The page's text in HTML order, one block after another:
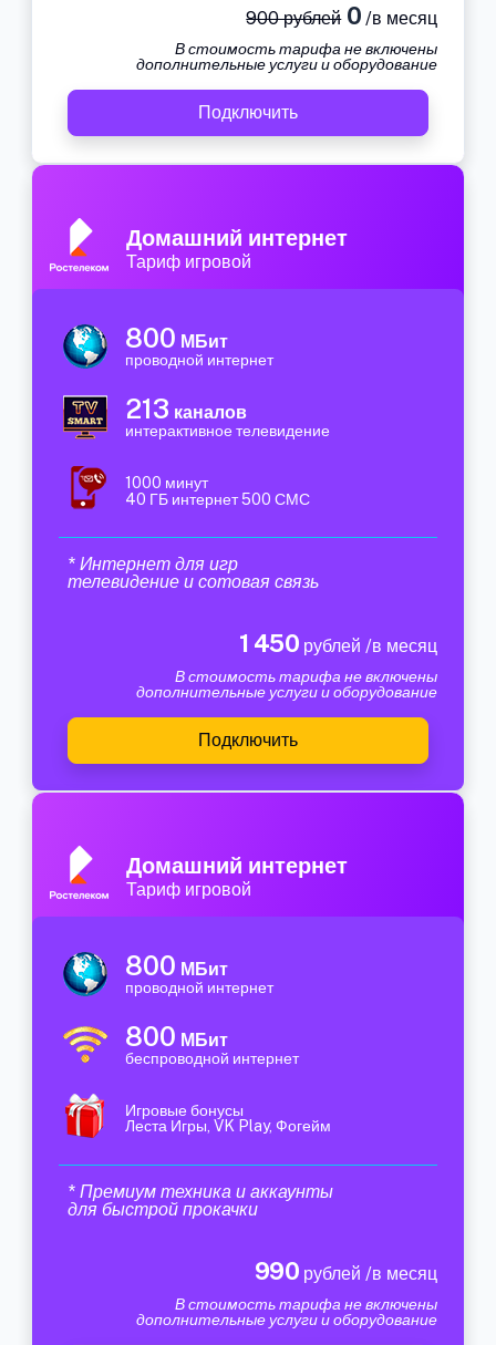
900 рублей0 /в месяц
В стоимость тарифа не включены
дополнительные услуги и оборудование
Подключить
Домашний интернет
Тариф игровой
800 МБит
проводной интернет
213 каналов
интерактивное телевидение
1000 минут
40 ГБ интернет 500 СМС
* Интернет для игр
телевидение и сотовая связь
1 450 рублей /в месяц
В стоимость тарифа не включены
дополнительные услуги и оборудование
Подключить
Домашний интернет
Тариф игровой
800 МБит
проводной интернет
800 МБит
беспроводной интернет
Игровые бонусы
Леста Игры, VK Play, Фогейм
* Премиум техника и аккаунты
для быстрой прокачки
990 рублей /в месяц
В стоимость тарифа не включены
дополнительные услуги и оборудование